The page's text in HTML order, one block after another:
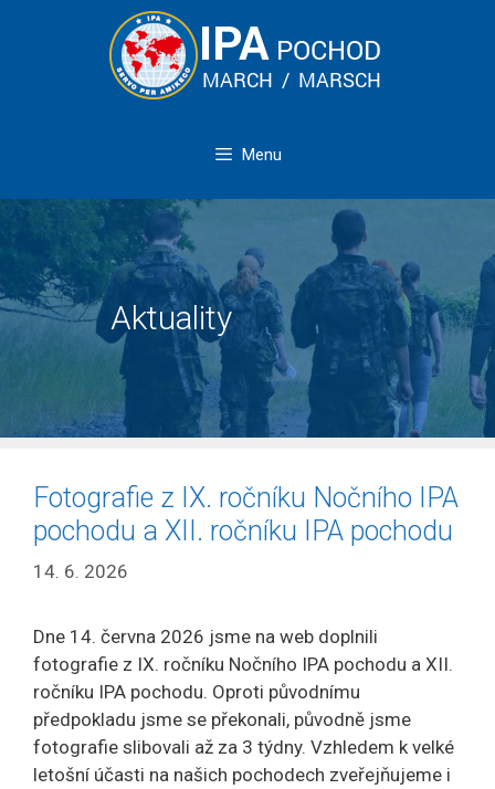
Menu
Aktuality
Fotografie z IX. ročníku Nočního IPA
pochodu a XII. ročníku IPA pochodu
14. 6. 2026
Dne 14. června 2026 jsme na web doplnili
fotografie z IX. ročníku Nočního IPA pochodu a XII.
ročníku IPA pochodu. Oproti původnímu
předpokladu jsme se překonali, původně jsme
fotografie slibovali až za 3 týdny. Vzhledem k velké
letošní účasti na našich pochodech zveřejňujeme i